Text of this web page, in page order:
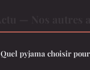
Quel pyjama choisir